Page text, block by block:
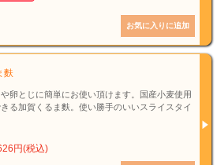
麩
卵とじに簡単にお使い頂けます。国産小麦使用
る加賀くるま麩。使い勝手のいいスライスタイ
円(税込)